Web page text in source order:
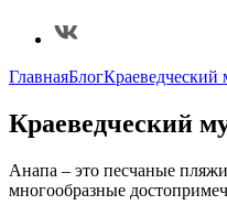
ГлавнаяБлог
Краеведческий
Анапа – это песчаные
многообразные